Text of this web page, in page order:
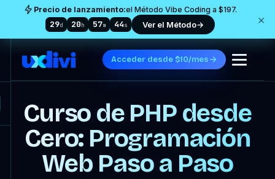
Precio de lanzamiento:el Método Vibe Coding a $197.
29d 20h 57m 41s Ver el Método→ ×
Acceder desde $10/mes
Curso de PHP desde
Cero: Programación
Web Paso a Paso